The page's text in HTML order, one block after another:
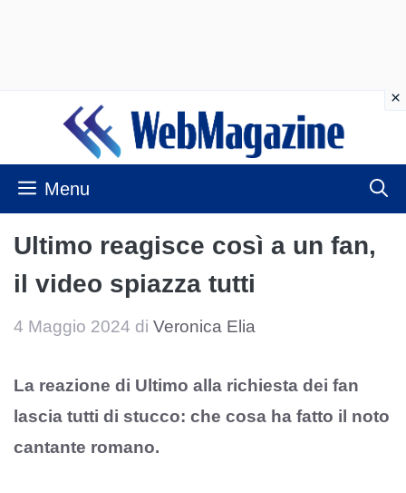
contenuto
Menu
Ultimo reagisce così a un fan,
il video spiazza tutti
4 Maggio 2024 di Veronica Elia
La reazione di Ultimo alla richiesta dei fan
lascia tutti di stucco: che cosa ha fatto il noto
cantante romano.